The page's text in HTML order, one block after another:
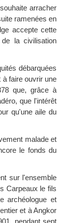
arracher
ramenées en
accepte cette
la civilisation
débarquées
à faire ouvrir une
que, grâce à
que l'intérêt
qu'une aile du
malade et
le fonds du
sur l'ensemble
Carpeaux le fils
archéologue et
et à Angkor